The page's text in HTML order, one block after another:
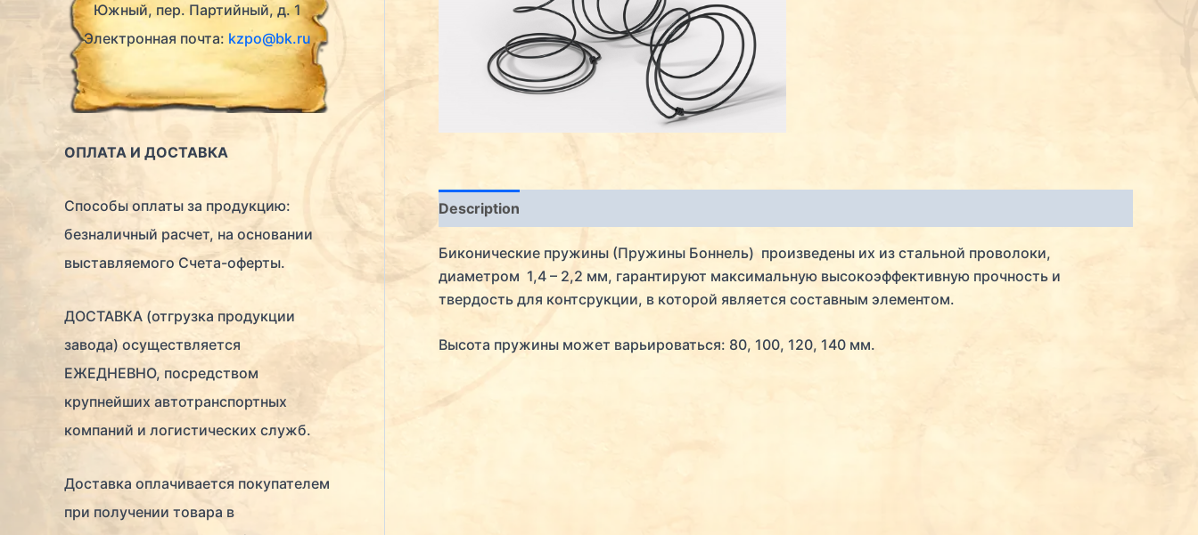
Южный, пер. Партийный, д. 1
Электронная почта: kzpo@bk.ru
ОПЛАТА И ДОСТАВКА
Способы оплаты за продукцию:
безналичный расчет, на основании
выставляемого Счета-оферты.
ДОСТАВКА (отгрузка продукции
завода) осуществляется
ЕЖЕДНЕВНО, посредством
крупнейших автотранспортных
компаний и логистических служб.
Доставка оплачивается покупателем
при получении товара в
Description
Биконические пружины (Пружины Боннель) произведены их из стальной проволоки,
диаметром 1,4 – 2,2 мм, гарантируют максимальную высокоэффективную прочность и
твердость для контсрукции, в которой является составным элементом.
Высота пружины может варьироваться: 80, 100, 120, 140 мм.